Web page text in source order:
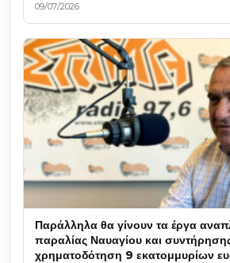
09/07/2026
Παράλληλα θα γίνουν τα έργα
παραλίας Ναυαγίου και
χρηματοδότηση 9 εκατομμυρίων